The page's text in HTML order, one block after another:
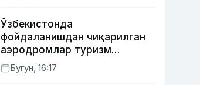
Ўзбекистонда
фойдаланишдан чиқарилган
аэродромлар туризм
мақсадида ижарага
берилиши мумкин
Бугун, 16:17